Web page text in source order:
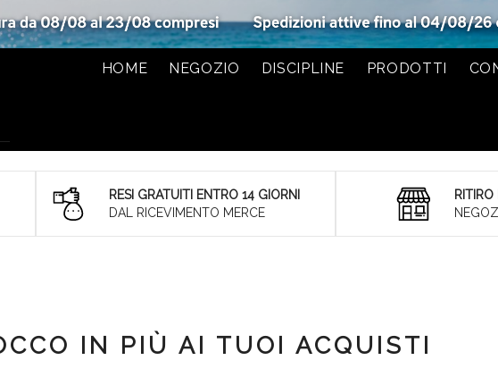
HOME NEGOZIO DISCIPLINE PRODOTTI
RESI GRATUITI ENTRO 14 GIORNI
DAL RICEVIMENTO MERCE
RITIRO
IN PIÙ AI TUOI ACQUISTI